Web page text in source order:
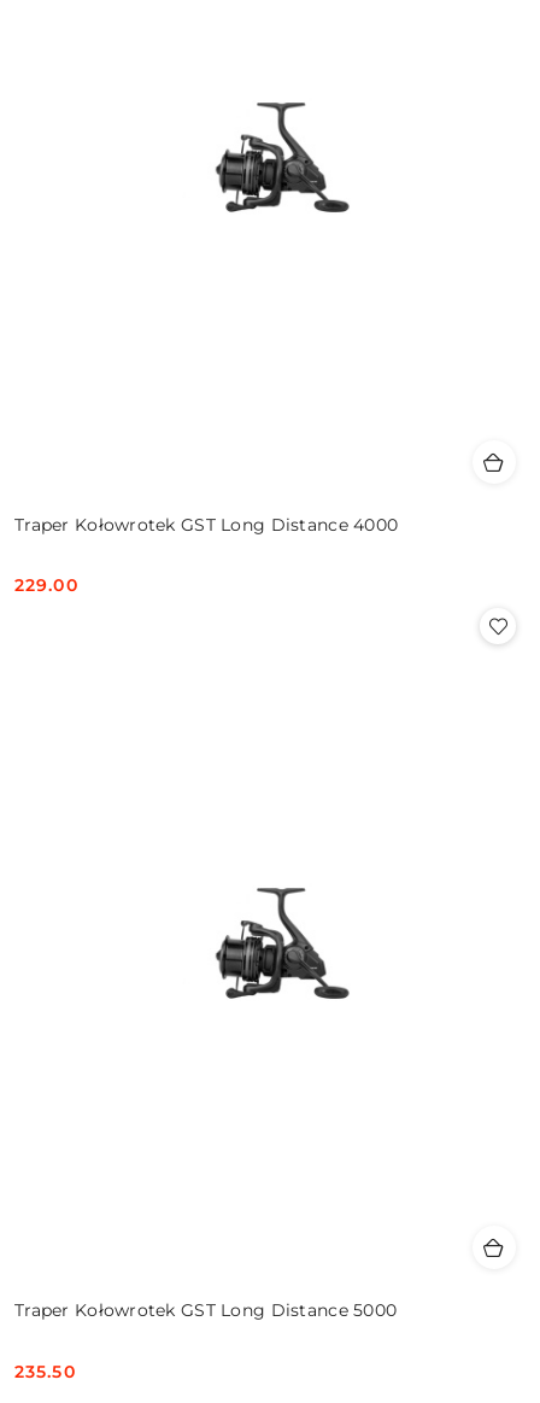
Traper Kołowrotek GST Long Distance 4000
Cena:
229.00
Traper Kołowrotek GST Long Distance 5000
Cena:
235.50